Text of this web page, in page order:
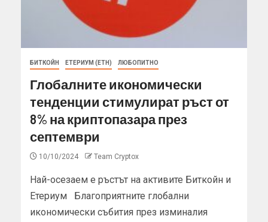
БИТКОЙН ЕТЕРИУМ (ETH) ЛЮБОПИТНО
Глобалните икономически
тенденции стимулират ръст от
8% на криптопазара през
септември
10/10/2024 Team Cryptox
Най-осезаем е ръстът на активите Биткойн и
Етериум Благоприятните глобални
икономически събития през изминалия